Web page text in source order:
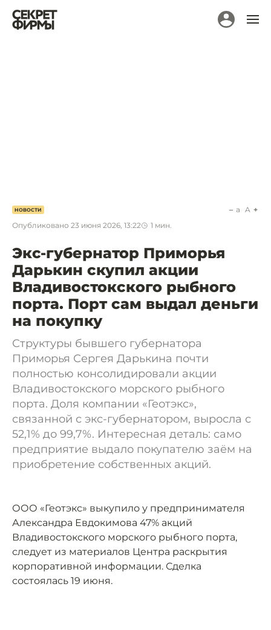
НОВОСТИ
Опубликовано 23 июня 2026, 13:22 1 мин.
a A
Экс-губернатор Приморья
Дарькин скупил акции
Владивостокского рыбного
порта. Порт сам выдал деньги
на покупку
Структуры бывшего губернатора
Приморья Сергея Дарькина почти
полностью консолидировали акции
Владивостокского морского рыбного
порта. Доля компании «Геотэкс»,
связанной с экс-губернатором, выросла с
52,1% до 99,7%. Интересная деталь: само
предприятие выдало покупателю заём на
приобретение собственных акций.
ООО «Геотэкс» выкупило у предпринимателя
Александра Евдокимова 47% акций
Владивостокского морского рыбного порта,
следует из материалов Центра раскрытия
корпоративной информации. Сделка
состоялась 19 июня.